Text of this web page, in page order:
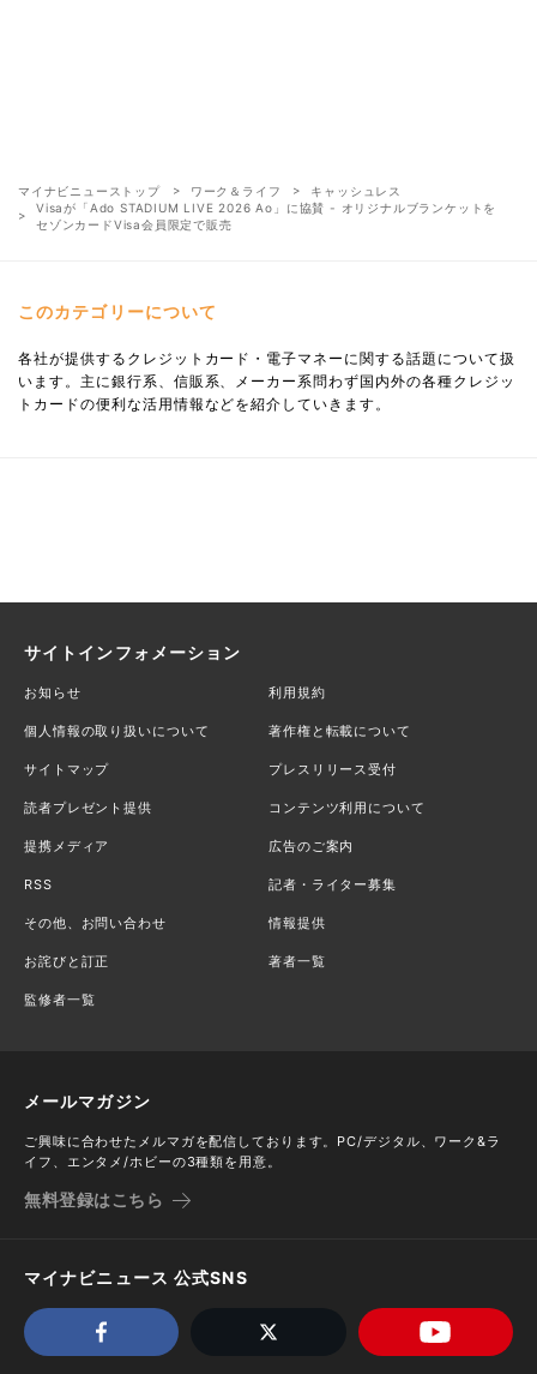
マイナビニューストップ ワーク＆ライフ
キャッシュレス
Visaが「Ado STADIUM LIVE 2026 Ao」に協賛 - オリジナルブランケットを
セゾンカードVisa会員限定で販売
このカテゴリーについて
各社が提供するクレジットカード・電子マネーに関する話題について扱
います。主に銀行系、信販系、メーカー系問わず国内外の各種クレジッ
トカードの便利な活用情報などを紹介していきます。
サイトインフォメーション
お知らせ 利用規約
個人情報の取り扱いについて 著作権と転載について
サイトマップ プレスリリース受付
読者プレゼント提供 コンテンツ利用について
提携メディア 広告のご案内
RSS 記者・ライター募集
その他、お問い合わせ 情報提供
お詫びと訂正 著者一覧
監修者一覧
メールマガジン
ご興味に合わせたメルマガを配信しております。PC/デジタル、ワーク&ラ
イフ、エンタメ/ホビーの3種類を用意。
無料登録はこちら
マイナビニュース 公式SNS